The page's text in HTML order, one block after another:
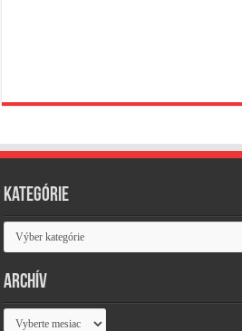
Kategórie
Kategórie
Archív
Archív